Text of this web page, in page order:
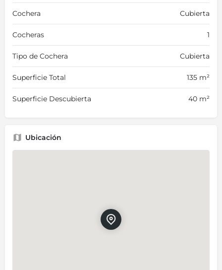
Cochera Cubierta
Cocheras 1
Tipo de Cochera Cubierta
Superficie Total 135 m²
Superficie Descubierta 40 m²
Ubicación